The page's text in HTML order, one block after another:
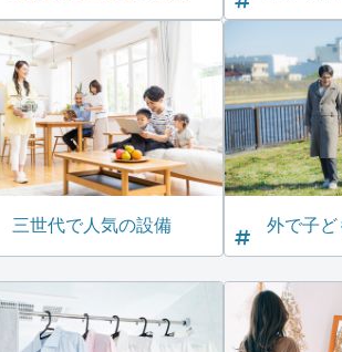
三世代で人気の設備 外で子ど